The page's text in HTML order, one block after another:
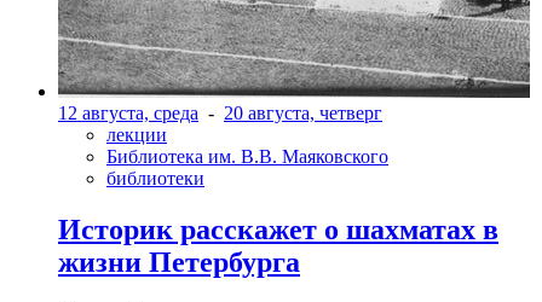
12 августа, среда - 20 августа, четверг
лекции
Библиотека им. В.В. Маяковского
библиотеки
Историк расскажет о шахматах в
жизни Петербурга